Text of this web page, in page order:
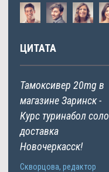
ЦИТАТА
Тамоксивер 20mg в
магазине Заринск -
Курс туринабол соло
доставка
Новочеркасск!
Скворцова, редактор